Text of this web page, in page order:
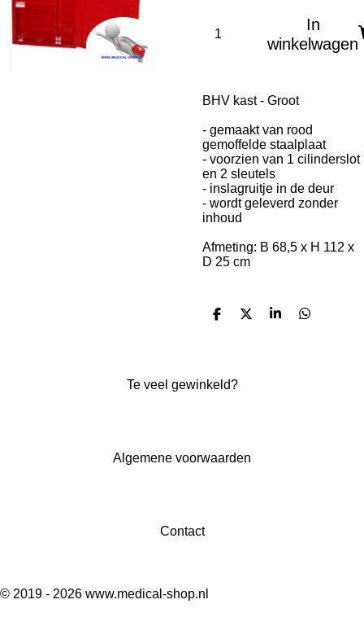
In
winkelwagen
BHV kast - Groot
- gemaakt van rood
gemoffelde staalplaat
- voorzien van 1 cilinderslot
en 2 sleutels
- inslagruitje in de deur
- wordt geleverd zonder
inhoud
Afmeting: B 68,5 x H 112 x
D 25 cm
D
D
S
D
Te veel gewinkeld?
Algemene voorwaarden
Contact
© 2019 - 2026 www.medical-shop.nl